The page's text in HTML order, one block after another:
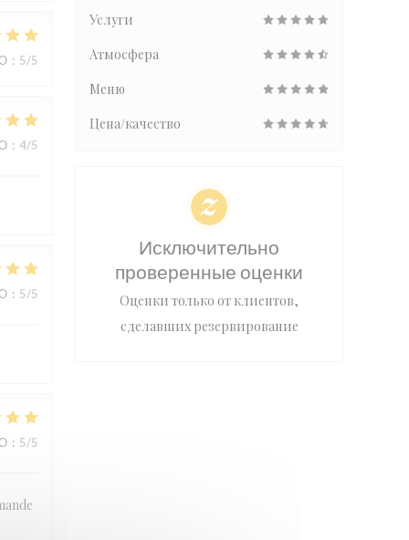
: 5/5
: 4/5
: 5/5
: 5/5
Услуги
Атмосфера
Меню
Цена/качество
Исключительно
проверенные оценки
Оценки только от клиентов,
сделавших резервирование